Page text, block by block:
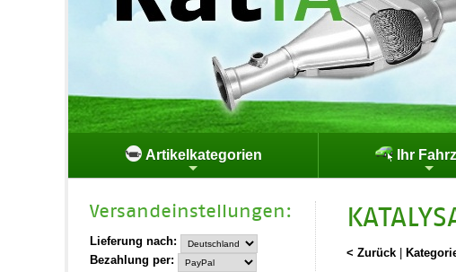
Artikelkategorien Ihr
< Zurück|
Versand­einstellungen:
Lieferung nach:
Bezahlung per: